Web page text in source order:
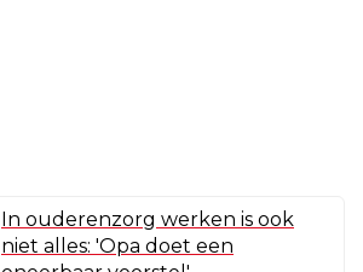
In ouderenzorg werken is ook
niet alles: 'Opa doet een